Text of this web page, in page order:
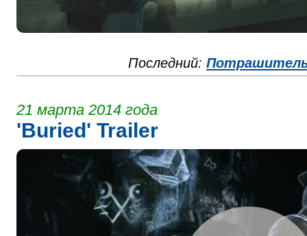
Последний:
21 марта 2014 года
'Buried' Trailer